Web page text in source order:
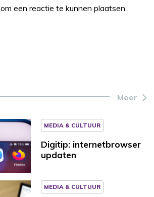
om een reactie te kunnen plaatsen.
Meer
MEDIA & CULTUUR
Digitip: internetbrowser
updaten
MEDIA & CULTUUR